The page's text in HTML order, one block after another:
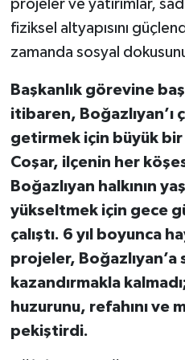
projeler ve yatırımlar,
fiziksel altyapısını
zamanda sosyal
Başkanlık görevine
itibaren, Boğazlıyan’ı
getirmek için büyük bir
Coşar, ilçenin her
Boğazlıyan halkının
yükseltmek için gece
çalıştı. 6 yıl boyunca
projeler, Boğazlıyan’a
kazandırmakla
huzurunu, refahını ve
pekiştirdi.